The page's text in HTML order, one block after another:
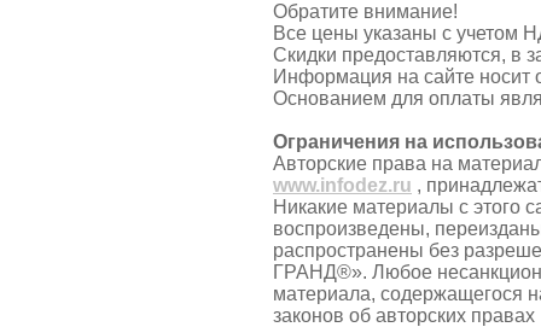
Обратите внимание!
Все цены указаны с учетом
Скидки предоставляются, в
Информация на сайте носит
Основанием для оплаты
Ограничения на
Авторские права на
www.infodez.ru ,
Никакие материалы с этого
воспроизведены,
распространены без
ГРАНД®». Любое
материала, содержащегося
законов об авторских